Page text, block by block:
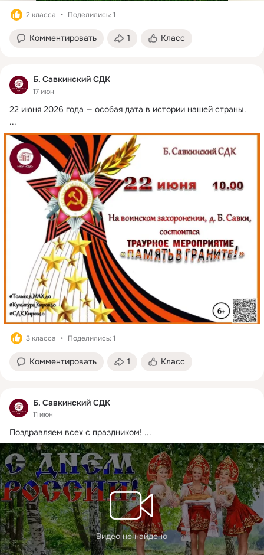
2 класса Поделились: 1
Комментировать 1 Класс
Б. Савкинский СДК
17 июн
22 июня 2026 года — особая дата в истории нашей страны.
...
3 класса Поделились: 1
Комментировать 1 Класс
Б. Савкинский СДК
11 июн
Поздравляем всех с праздником! ...
Видео не найдено